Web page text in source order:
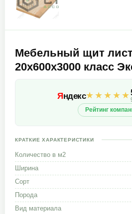
Мебельный щит
20х600х3000 класс
Яндекс★★★★★
Рейтинг
КРАТКИЕ ХАРАКТЕРИСТИКИ
Количество в м2
Ширина
Сорт
Порода
Вид материала